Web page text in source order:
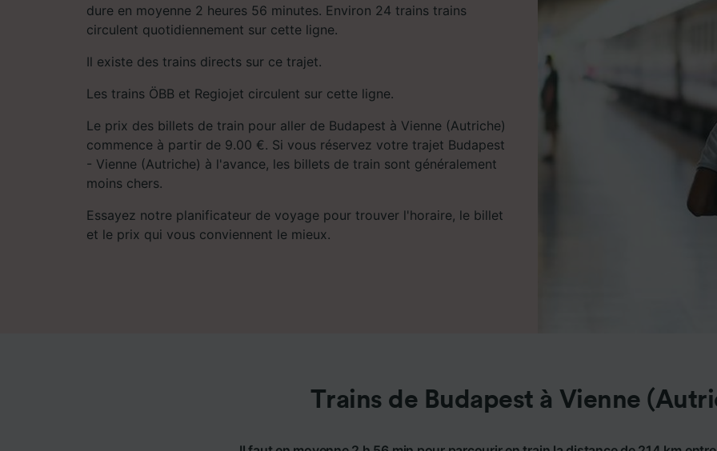
dure en moyenne 2 heures 56 minutes. Environ 24 trains trains
circulent quotidiennement sur cette ligne.
Il existe des trains directs sur ce trajet.
Les trains ÖBB et Regiojet circulent sur cette ligne.
Le prix des billets de train pour aller de Budapest à Vienne (Autriche)
commence à partir de 9.00 €. Si vous réservez votre trajet Budapest
- Vienne (Autriche) à l'avance, les billets de train sont généralement
moins chers.
Essayez notre planificateur de voyage pour trouver l'horaire, le billet
et le prix qui vous conviennent le mieux.
Trains de Budapest à Vienne